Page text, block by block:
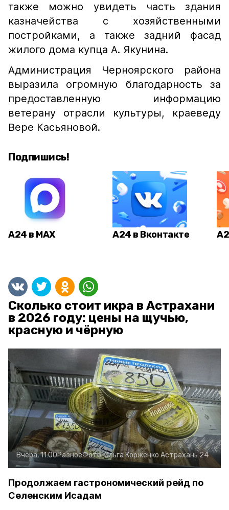
также можно увидеть часть здания
казначейства с хозяйственными
постройками, а также задний фасад
жилого дома купца А. Якунина.
Администрация Черноярского района
выразила огромную благодарность за
предоставленную информацию
ветерану отрасли культуры, краеведу
Вере Касьяновой.
Подпишись!
А24 в MAX А24 в Вконтакте
Сколько стоит икра в Астрахани
в 2026 году: цены на щучью,
красную и чёрную
Вчера, 11:00РазноеФото:Ольга Корженко Астрахань 24
Продолжаем гастрономический рейд по
Селенским Исадам